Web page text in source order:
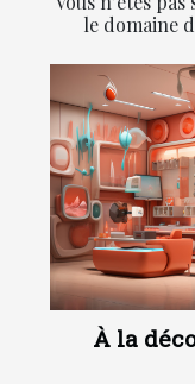
le domaine
À la